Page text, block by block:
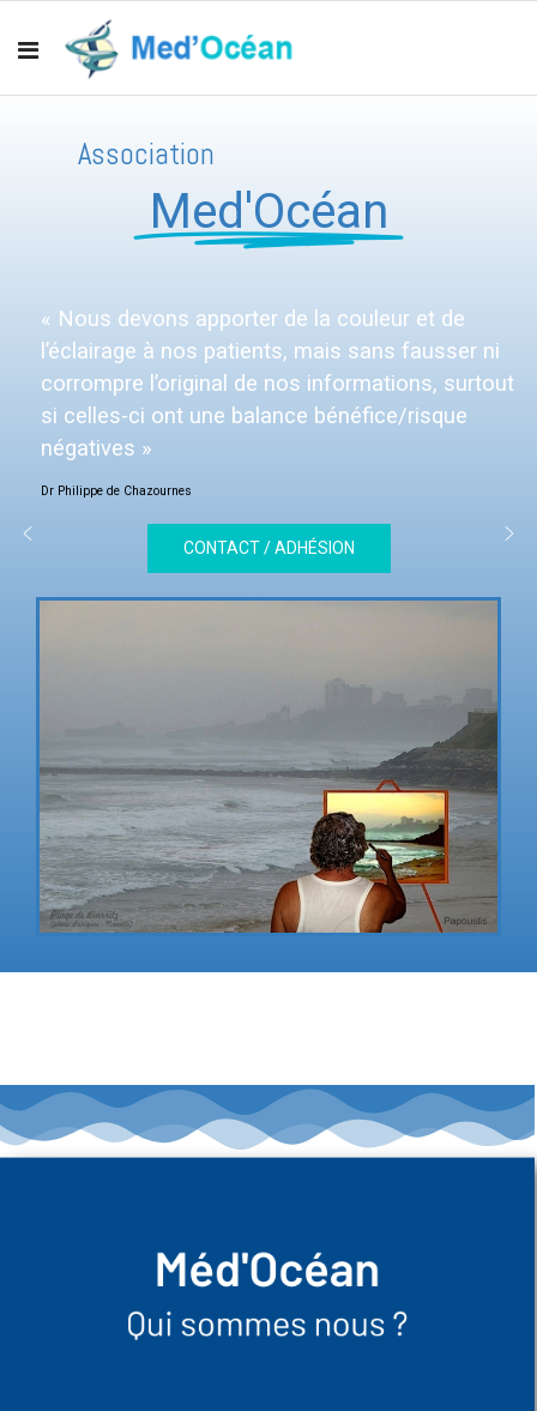
Association
Med'Océan
« Nous devons apporter de la couleur et de
l’éclairage à nos patients, mais sans fausser ni
corrompre l’original de nos informations, surtout
si celles-ci ont une balance bénéfice/risque
négatives »
Dr Philippe de Chazournes
CONTACT / ADHÉSION